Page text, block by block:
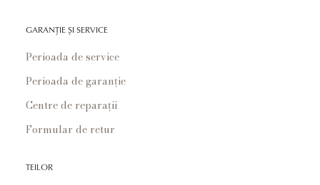
GARANȚIE ȘI SERVICE
Perioada de service
Perioada de garanție
Centre de reparații
Formular de retur
TEILOR